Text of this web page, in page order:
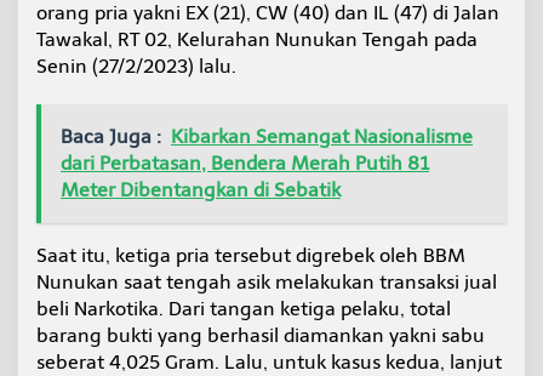
orang pria yakni EX (21), CW (40) dan IL (47) di Jalan
Tawakal, RT 02, Kelurahan Nunukan Tengah pada
Senin (27/2/2023) lalu.
Baca Juga : Kibarkan Semangat Nasionalisme
dari Perbatasan, Bendera Merah Putih 81
Meter Dibentangkan di Sebatik
Saat itu, ketiga pria tersebut digrebek oleh BBM
Nunukan saat tengah asik melakukan transaksi jual
beli Narkotika. Dari tangan ketiga pelaku, total
barang bukti yang berhasil diamankan yakni sabu
seberat 4,025 Gram. Lalu, untuk kasus kedua, lanjut